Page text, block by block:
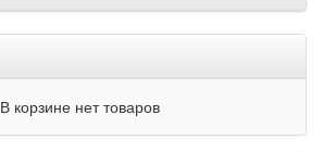
В корзине нет товаров